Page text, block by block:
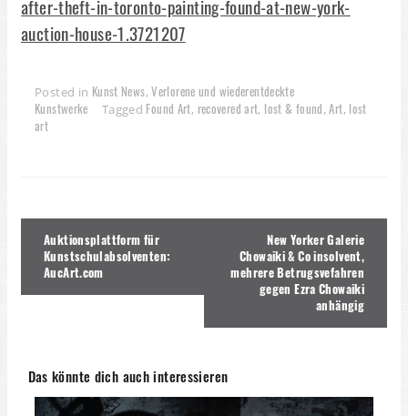
after-theft-in-toronto-painting-found-at-new-york-
auction-house-1.3721207
Posted in Kunst News,Verlorene und wiederentdeckte
Kunstwerke
Tagged Found Art, recovered art, lost & found,Art, lost
art
Beitragsnavigation
Auktionsplattform für
Kunstschulabsolventen:
AucArt.com
New Yorker Galerie
Chowaiki & Co insolvent,
mehrere Betrugsvefahren
gegen Ezra Chowaiki
anhängig
Das könnte dich auch interessieren